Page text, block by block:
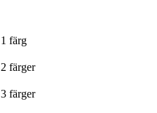
1 färg
2 färger
3 färger